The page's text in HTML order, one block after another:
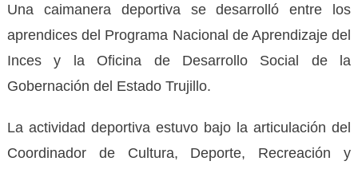
Una caimanera deportiva se desarrolló entre los
aprendices del Programa Nacional de Aprendizaje del
Inces y la Oficina de Desarrollo Social de la
Gobernación del Estado Trujillo.
La actividad deportiva estuvo bajo la articulación del
Coordinador de Cultura, Deporte, Recreación y